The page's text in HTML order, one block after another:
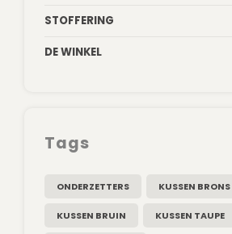
STOFFERING
DE WINKEL
Tags
ONDERZETTERS KUSSEN BRONS
KUSSEN BRUIN KUSSEN TAUPE